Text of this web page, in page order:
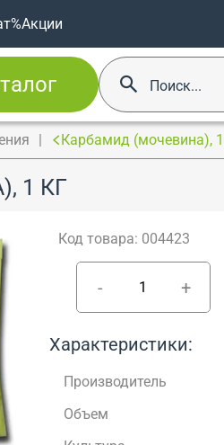
%Акции
Карбамид (мочевина),
1 КГ
Код товара: 004423
- +
Характеристики:
Производитель
Объем